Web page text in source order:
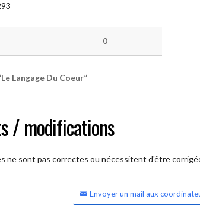
0
Langage Du Coeur”
/ modifications
ne sont pas correctes ou nécessitent d'être
Envoyer un mail aux